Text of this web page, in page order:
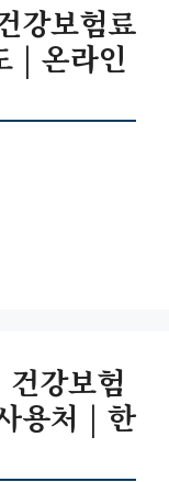
강보험료
| 온라인
강보험
용처 | 한